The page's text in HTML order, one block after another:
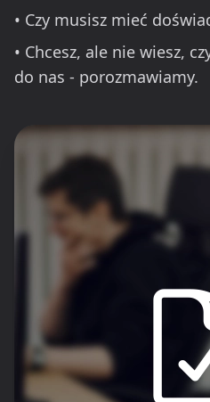
• Czy musisz mieć
• Chcesz, ale nie wiesz,
do nas - porozmawiamy.